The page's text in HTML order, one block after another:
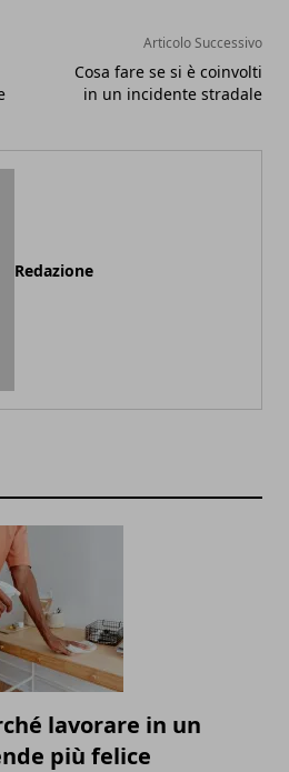
Articolo Successivo
Cosa fare se si è coinvolti
in un incidente stradale
Redazione
lavorare in un
più felice